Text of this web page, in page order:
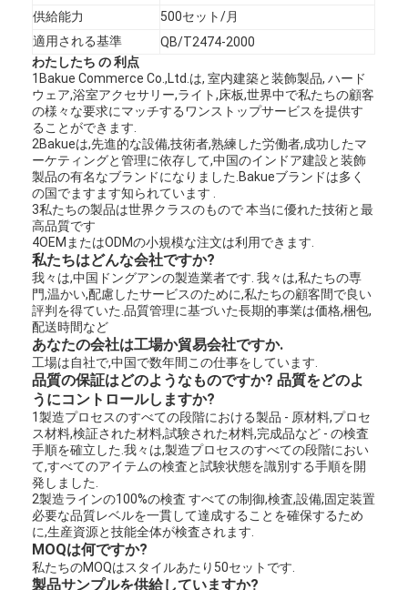
浴室のシャワーパネル
バスルームアクセサリー
バスルームのキャビネットセット
家具 の ハンドル と 鍵
ハンドバッグ アクセサリー ハードウェア
再設置可能なダイヤル錠
供給能力
500セット/月
適用される基準
QB/T2474-2000
わたしたち の 利点
1Bakue Commerce Co.,Ltd.は, 室内建築と装飾製品, ハード
ウェア,浴室アクセサリー,ライト,床板,世界中で私たちの顧客
の様々な要求にマッチするワンストップサービスを提供す
ることができます.
2Bakueは,先進的な設備,技術者,熟練した労働者,成功したマ
ーケティングと管理に依存して,中国のインドア建設と装飾
製品の有名なブランドになりました.Bakueブランドは多く
の国でますます知られています .
3私たちの製品は世界クラスのもので 本当に優れた技術と最
高品質です
4OEMまたはODMの小規模な注文は利用できます.
私たちはどんな会社ですか?
我々は,中国ドングアンの製造業者です. 我々は,私たちの専
門,温かい,配慮したサービスのために,私たちの顧客間で良い
評判を得ていた.品質管理に基づいた長期的事業は価格,梱包,
配送時間など
あなたの会社は工場か貿易会社ですか.
工場は自社で,中国で数年間この仕事をしています.
品質の保証はどのようなものですか? 品質をどのよ
うにコントロールしますか?
1製造プロセスのすべての段階における製品 - 原材料,プロセ
ス材料,検証された材料,試験された材料,完成品など - の検査
手順を確立した.我々は,製造プロセスのすべての段階におい
て,すべてのアイテムの検査と試験状態を識別する手順を開
発しました.
2製造ラインの100%の検査 すべての制御,検査,設備,固定装置
必要な品質レベルを一貫して達成することを確保するため
に,生産資源と技能全体が検査されます.
MOQは何ですか?
私たちのMOQはスタイルあたり50セットです.
製品サンプルを供給していますか?